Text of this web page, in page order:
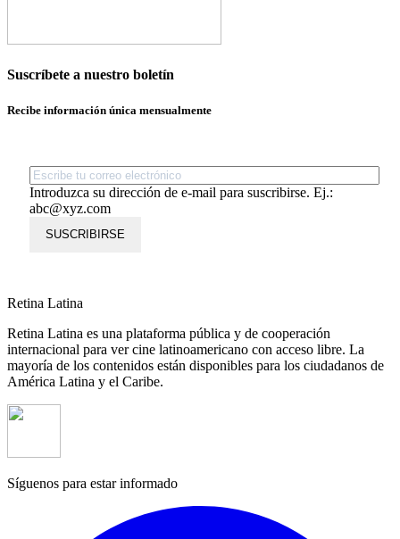
Suscríbete a nuestro boletín
Recibe información única mensualmente
Introduzca su dirección de e-mail para suscribirse. Ej.:
abc@xyz.com
SUSCRIBIRSE
Retina Latina
Retina Latina es una plataforma pública y de cooperación
internacional para ver cine latinoamericano con acceso libre. La
mayoría de los contenidos están disponibles para los ciudadanos de
América Latina y el Caribe.
Síguenos para estar informado